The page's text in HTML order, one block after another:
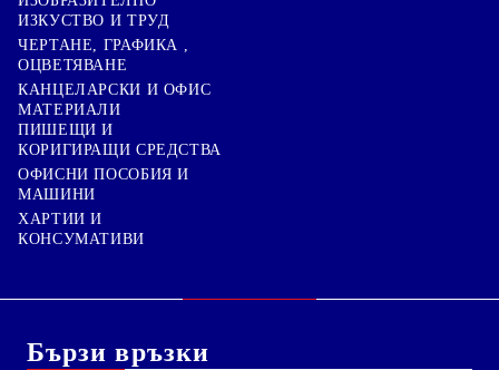
ИЗКУСТВО И ТРУД
ЧЕРТАНЕ, ГРАФИКА ,
ОЦВЕТЯВАНЕ
КАНЦЕЛАРСКИ И ОФИС
МАТЕРИАЛИ
ПИШЕЩИ И
КОРИГИРАЩИ СРЕДСТВА
ОФИСНИ ПОСОБИЯ И
МАШИНИ
ХАРТИИ И
КОНСУМАТИВИ
Бързи връзки